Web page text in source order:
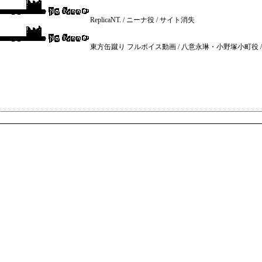
ReplicaNT. / ニーナ役 / サイト消失
東方缶蹴り フルボイス動画 / 八意永琳・小野塚小町役